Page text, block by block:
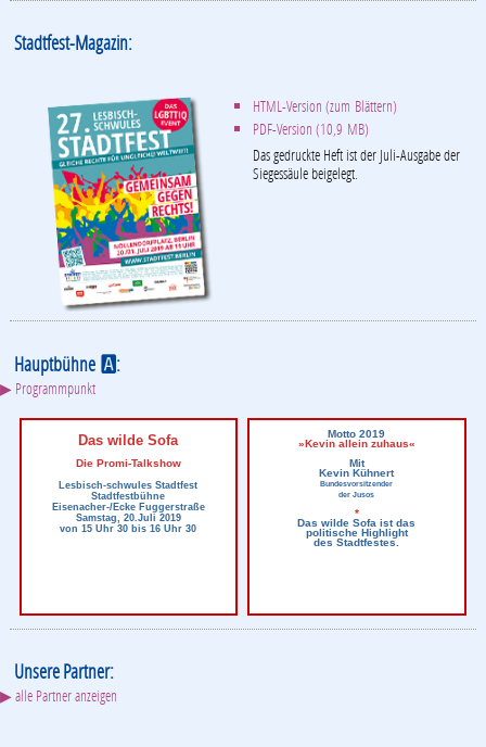
Stadtfest-Magazin:
HTML-Version (zum Blättern)
PDF-Version (10,9 MB)
Das gedruckte Heft ist der Juli-Ausgabe der
Siegessäule beigelegt.
HauptbühneA:
▶ Programmpunkt
Das wilde Sofa
Die Promi-Talkshow
Lesbisch-schwules Stadtfest
Stadtfestbühne
Eisenacher-/Ecke Fuggerstraße
Samstag, 20.Juli 2019
von 15 Uhr 30 bis 16 Uhr 30
Motto 2019
»Kevin allein zuhaus«
Mit
Kevin Kühnert
Bundesvorsitzender
der Jusos
*
Das wilde Sofa ist das
politische Highlight
des Stadtfestes.
Unsere Partner:
▶ alle Partner anzeigen